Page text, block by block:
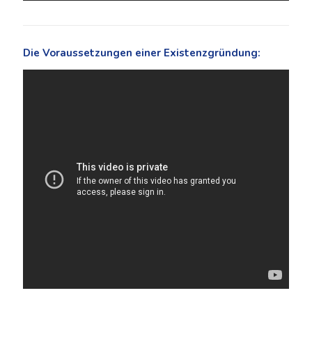
Die Voraussetzungen einer Existenzgründung: